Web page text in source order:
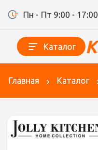
Пн - Пт 9:00 - 17:00
Каталог
Главная Каталог